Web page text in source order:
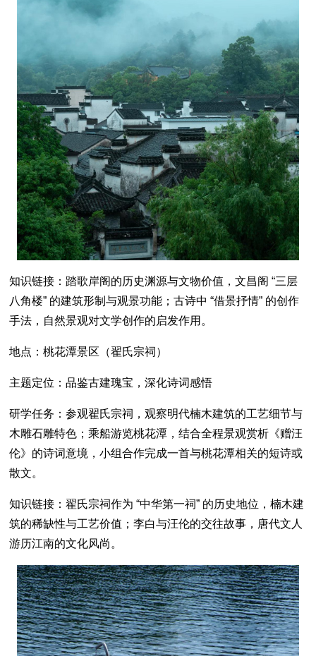
知识链接：踏歌岸阁的历史渊源与文物价值，文昌阁 “三层
八角楼” 的建筑形制与观景功能；古诗中 “借景抒情” 的创作
手法，自然景观对文学创作的启发作用。
地点：桃花潭景区（翟氏宗祠）
主题定位：品鉴古建瑰宝，深化诗词感悟
研学任务：参观翟氏宗祠，观察明代楠木建筑的工艺细节与
木雕石雕特色；乘船游览桃花潭，结合全程景观赏析《赠汪
伦》的诗词意境，小组合作完成一首与桃花潭相关的短诗或
散文。
知识链接：翟氏宗祠作为 “中华第一祠” 的历史地位，楠木建
筑的稀缺性与工艺价值；李白与汪伦的交往故事，唐代文人
游历江南的文化风尚。